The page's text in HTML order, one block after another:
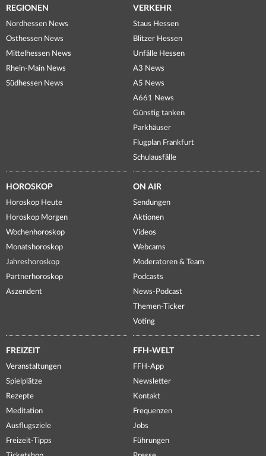
REGIONEN
Nordhessen News
Osthessen News
Mittelhessen News
Rhein-Main News
Südhessen News
VERKEHR
Staus Hessen
Blitzer Hessen
Unfälle Hessen
A3 News
A5 News
A661 News
Günstig tanken
Parkhäuser
Flugplan Frankfurt
Schulausfälle
HOROSKOP
Horoskop Heute
Horoskop Morgen
Wochenhoroskop
Monatshoroskop
Jahreshoroskop
Partnerhoroskop
Aszendent
ON AIR
Sendungen
Aktionen
Videos
Webcams
Moderatoren & Team
Podcasts
News-Podcast
Themen-Ticker
Voting
FREIZEIT
Veranstaltungen
Spielplätze
Rezepte
Meditation
Ausflugsziele
Freizeit-Tipps
FFH-WELT
FFH-App
Newsletter
Kontakt
Frequenzen
Jobs
Führungen